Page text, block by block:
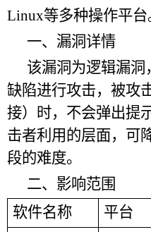
Linux等多种操作平台
一、漏洞详情
该漏洞为逻辑漏洞
缺陷进行攻击，被攻
接）时，不会弹出提
击者利用的层面，可
段的难度。
二、影响范围
软件名称
平台